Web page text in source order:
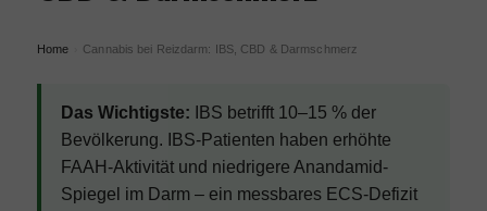
Home Cannabis bei Reizdarm: IBS, CBD & Darmschmerz
Das Wichtigste: IBS betrifft 10–15 % der
Bevölkerung. IBS-Patienten haben erhöhte
FAAH-Aktivität und niedrigere Anandamid-
Spiegel im Darm – ein messbares ECS-Defizit